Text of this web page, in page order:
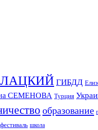
ГИБДД
СЕМЕНОВА Турция
образование
фестиваль школа